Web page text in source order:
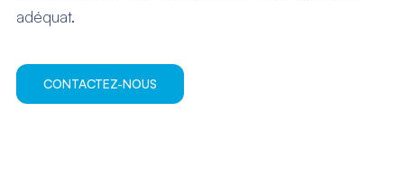
adéquat.
CONTACTEZ-NOUS